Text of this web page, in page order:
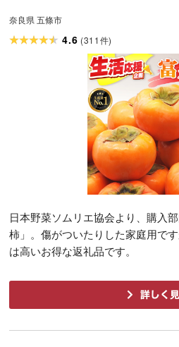
12月 発送 秋の味覚
西岡農園 | 奈良県 五
奈良県 五條市
4.6 (311件)
日本野菜ソムリエ協会より、購入
柿」。傷がついたりした家庭用で
は高いお得な返礼品です。